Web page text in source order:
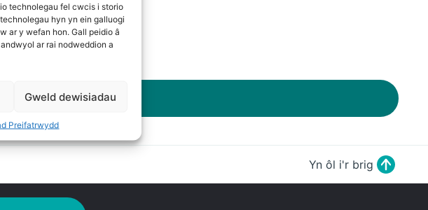
technolegau fel cwcis i storio
hyn yn ein galluogi
ar y wefan hon. Gall peidio â
ar rai nodweddion a
Gweld dewisiadau
Preifatrwydd
Yn ôl i'r brig